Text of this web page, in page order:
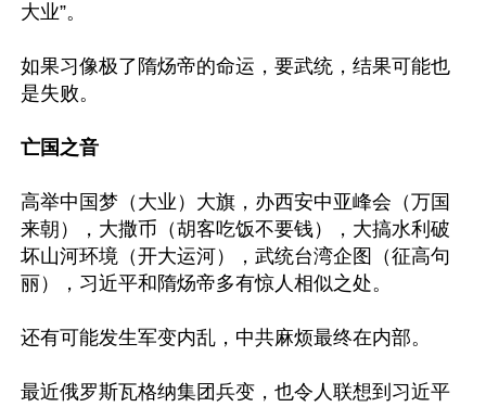
大业”。
如果习像极了隋炀帝的命运，要武统，结果可能也
是失败。
亡国之音
高举中国梦（大业）大旗，办西安中亚峰会（万国
来朝），大撒币（胡客吃饭不要钱），大搞水利破
坏山河环境（开大运河），武统台湾企图（征高句
丽），习近平和隋炀帝多有惊人相似之处。
还有可能发生军变内乱，中共麻烦最终在内部。
最近俄罗斯瓦格纳集团兵变，也令人联想到习近平